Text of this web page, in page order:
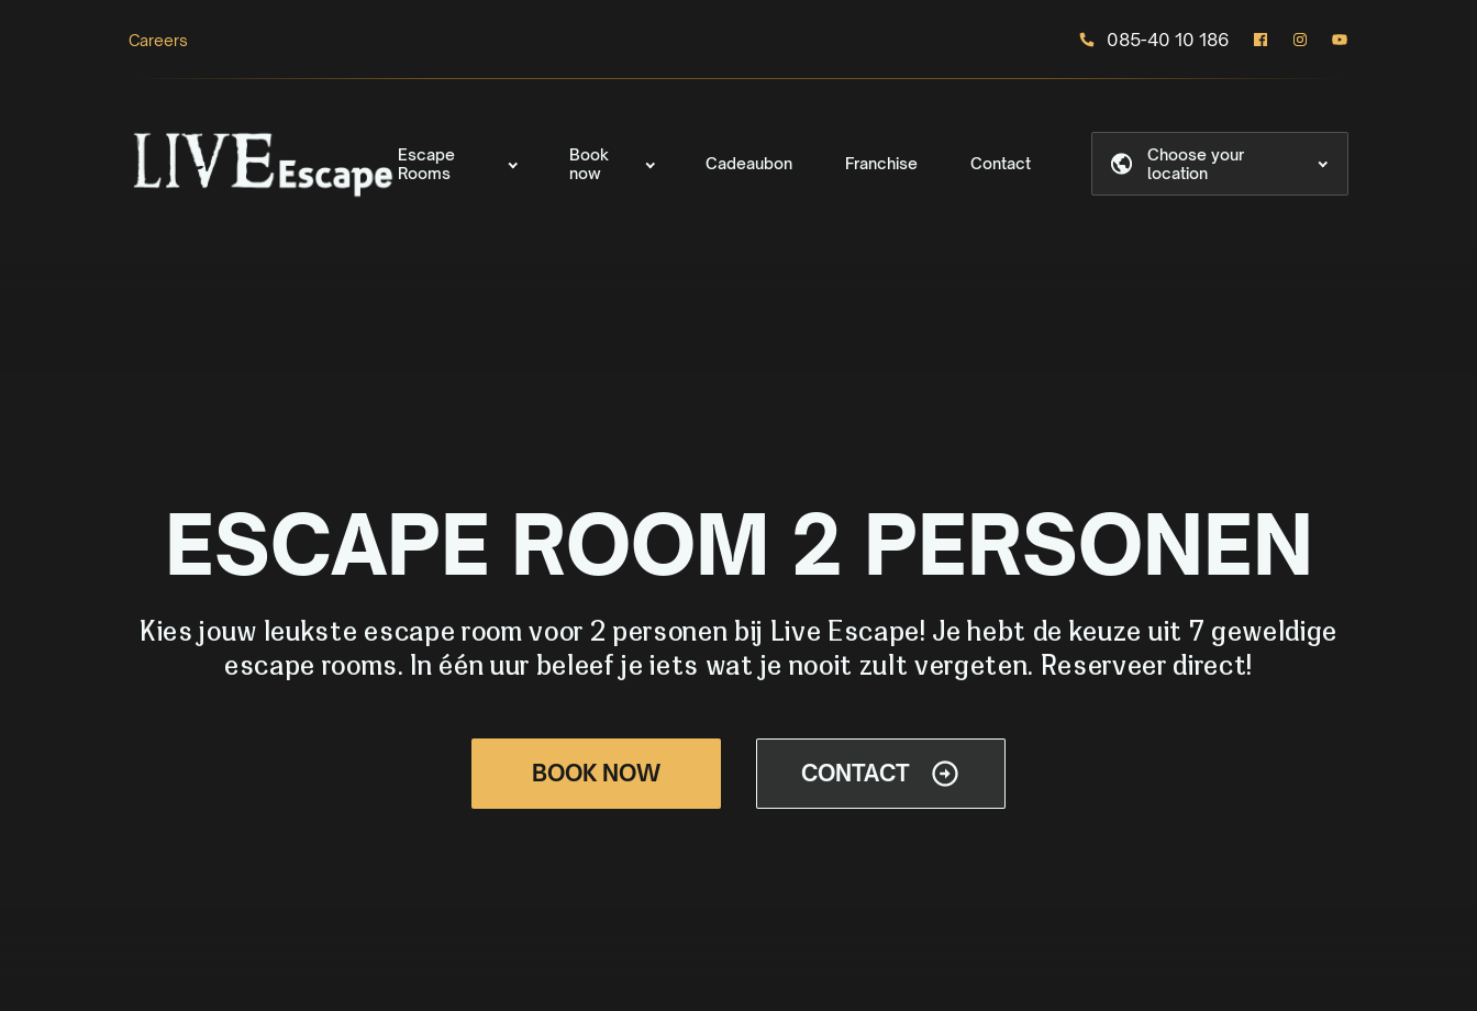
Careers 085-40 10 186
Escape
Rooms
Book
now
Cadeaubon Franchise Contact
Choose your
location
ESCAPE ROOM 2 PERSONEN
Kies jouw leukste escape room voor 2 personen bij Live Escape! Je hebt de keuze uit 7 geweldige
escape rooms. In één uur beleef je iets wat je nooit zult vergeten. Reserveer direct!
BOOK NOW CONTACT